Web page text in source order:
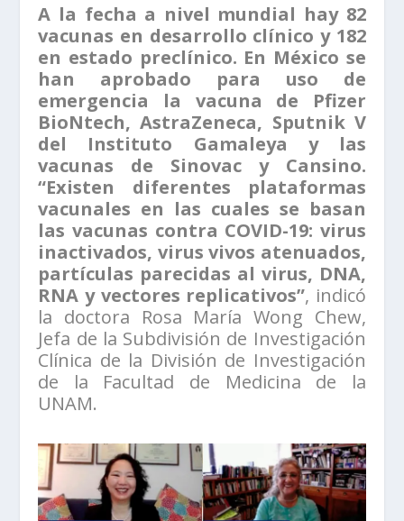
A la fecha a nivel mundial hay 82
vacunas en desarrollo clínico y 182
en estado preclínico. En México se
han aprobado para uso de
emergencia la vacuna de Pfizer
BioNtech, AstraZeneca, Sputnik V
del Instituto Gamaleya y las
vacunas de Sinovac y Cansino.
“Existen diferentes plataformas
vacunales en las cuales se basan
las vacunas contra COVID-19: virus
inactivados, virus vivos atenuados,
partículas parecidas al virus, DNA,
RNA y vectores replicativos”, indicó
la doctora Rosa María Wong Chew,
Jefa de la Subdivisión de Investigación
Clínica de la División de Investigación
de la Facultad de Medicina de la
UNAM.